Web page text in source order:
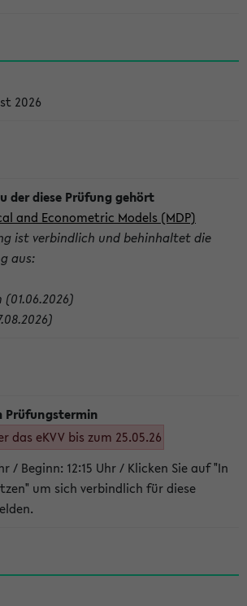
2026
and Econometric Models (MDP)
ist verbindlich und behinhaltet die
aus:
das eKVV bis zum 25.05.26
/ Beginn: 12:15 Uhr / Klicken Sie auf "In
um sich verbindlich für diese